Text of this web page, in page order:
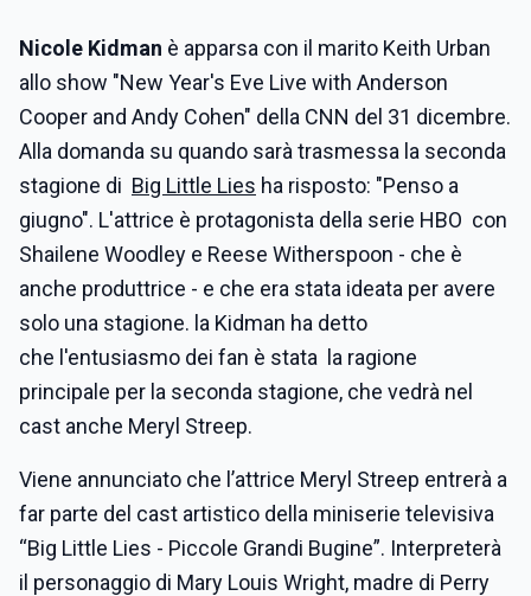
Nicole Kidman è apparsa con il marito Keith Urban
allo show "New Year's Eve Live with Anderson
Cooper and Andy Cohen" della CNN del 31 dicembre.
Alla domanda su quando sarà trasmessa la seconda
stagione di Big Little Lies ha risposto: "Penso a
giugno". L'attrice è protagonista della serie HBO con
Shailene Woodley e Reese Witherspoon - che è
anche produttrice - e che era stata ideata per avere
solo una stagione. la Kidman ha detto
che l'entusiasmo dei fan è stata la ragione
principale per la seconda stagione, che vedrà nel
cast anche Meryl Streep.
Viene annunciato che l’attrice Meryl Streep entrerà a
far parte del cast artistico della miniserie televisiva
“Big Little Lies - Piccole Grandi Bugine”. Interpreterà
il personaggio di Mary Louis Wright, madre di Perry